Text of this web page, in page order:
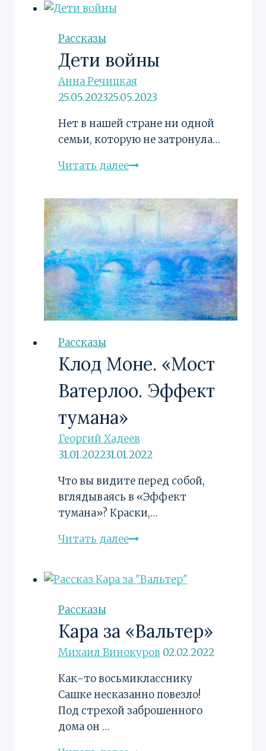
Рассказы
Дети войны
Анна Речицкая
25.05.202325.05.2023
Нет в нашей стране ни одной
семьи, которую не затронула…
Читать далееДети
Рассказы
Клод Моне. «Мост
Ватерлоо. Эффект
тумана»
Георгий Хадеев
31.01.202231.01.2022
Что вы видите перед собой,
вглядываясь в «Эффект
тумана»? Краски,…
Читать далееКлод
Ватерлоо.
Рассказы
Кара за «Вальтер»
Михаил Винокуров 02.02.2022
Как-то восьмикласснику
Сашке несказанно повезло!
Под стрехой заброшенного
дома он …